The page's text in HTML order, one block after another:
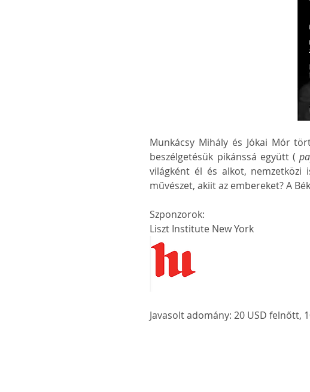
Munkácsy Mihály és Jókai Mór
beszélgetésük pikánssá együtt (
világként él és alkot, nemzetközi
művészet, akiit az embereket? A
Szponzorok:
Liszt Institute New York
Javasolt adomány: 20 USD felnőtt,